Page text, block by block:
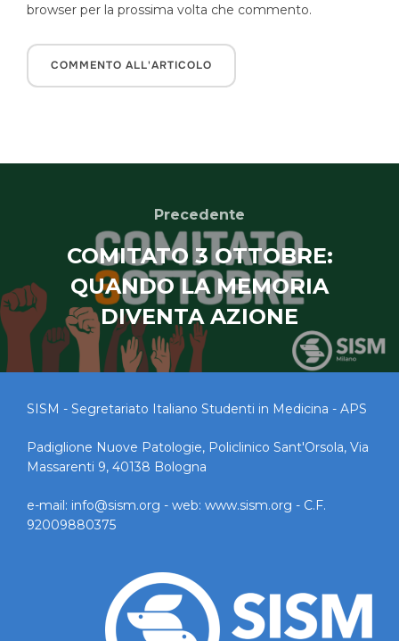
browser per la prossima volta che commento.
Precedente
COMITATO 3 OTTOBRE:
QUANDO LA MEMORIA
DIVENTA AZIONE
SISM - Segretariato Italiano Studenti in Medicina - APS
Padiglione Nuove Patologie, Policlinico Sant'Orsola, Via
Massarenti 9, 40138 Bologna
e-mail: info@sism.org - web: www.sism.org - C.F.
92009880375